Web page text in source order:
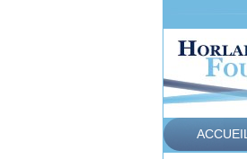
ACCUEIL